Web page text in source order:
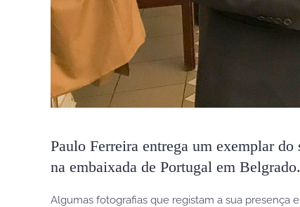
Paulo Ferreira entrega um exemplar
na embaixada de Portugal em Belgrado.
Algumas fotografias que registam a sua presença